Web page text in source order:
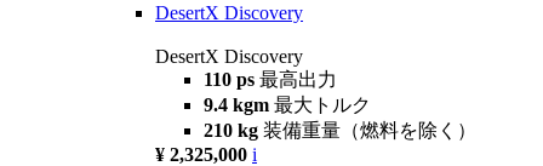
DesertX Discovery
DesertX Discovery
110 ps 最高出力
9.4 kgm 最大トルク
210 kg 装備重量（燃料を除く）
¥ 2,325,000 i